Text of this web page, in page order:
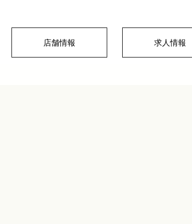
店舗情報 求人情報